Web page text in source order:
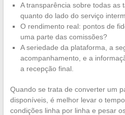
A transparência sobre todas as
quanto do lado do serviço
O rendimento real: pontos de
uma parte das comissões?
A seriedade da plataforma, a
acompanhamento, e a
a recepção final.
Quando se trata de converter um
disponíveis, é melhor levar o
condições linha por linha e pesar